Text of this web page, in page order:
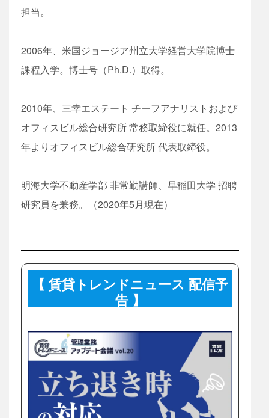
担当。
2006年、米国ジョージア州立大学経営大学院博士
課程入学。博士号（Ph.D.）取得。
2010年、三幸エステート チーフアナリストおよび
オフィスビル総合研究所 常務取締役に就任。2013
年よりオフィスビル総合研究所 代表取締役。
明海大学不動産学部 非常勤講師、早稲田大学 招聘
研究員を兼務。（2020年5月現在）
【 賃貸トレンドニュース 配信予
告 】